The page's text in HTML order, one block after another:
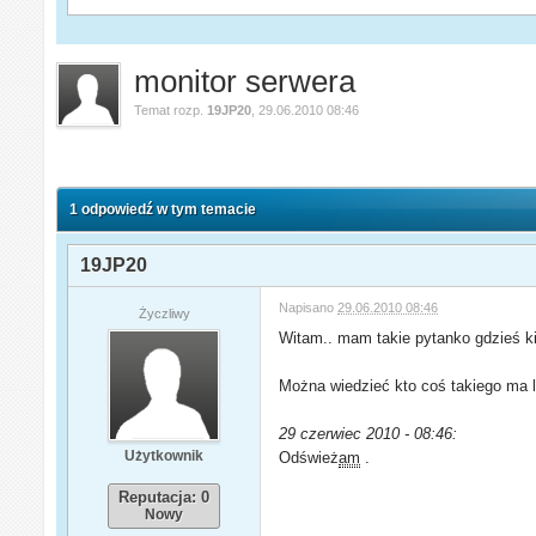
monitor serwera
Temat rozp. 19JP20 29.06.2010 08:46
1 odpowiedź w tym temacie
19JP20
Życzliwy
Użytkownik
Reputacja: 0
Nowy
Napisano 29.06.2010 08:46
Witam.. mam takie pytanko gdzieś
Można wiedzieć kto coś takiego
29 czerwiec 2010 - 08:46:
Odświeżam